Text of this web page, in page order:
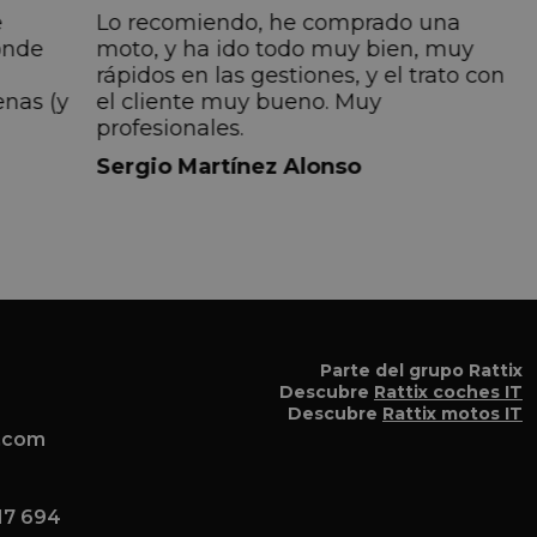
(y
Lo recomiendo, he comprado una
moto, y ha ido todo muy bien, muy
rápidos en las gestiones, y el trato con
el cliente muy bueno. Muy
profesionales.
Sergio Martínez Alonso
694
Parte del grupo Rattix
Descubre Rattix coches IT
Descubre Rattix motos IT